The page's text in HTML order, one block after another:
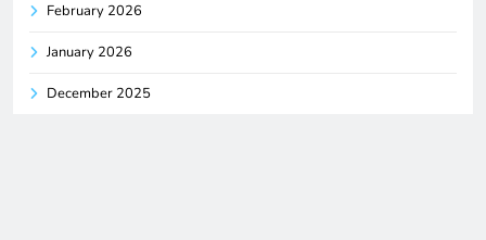
February 2026
January 2026
December 2025